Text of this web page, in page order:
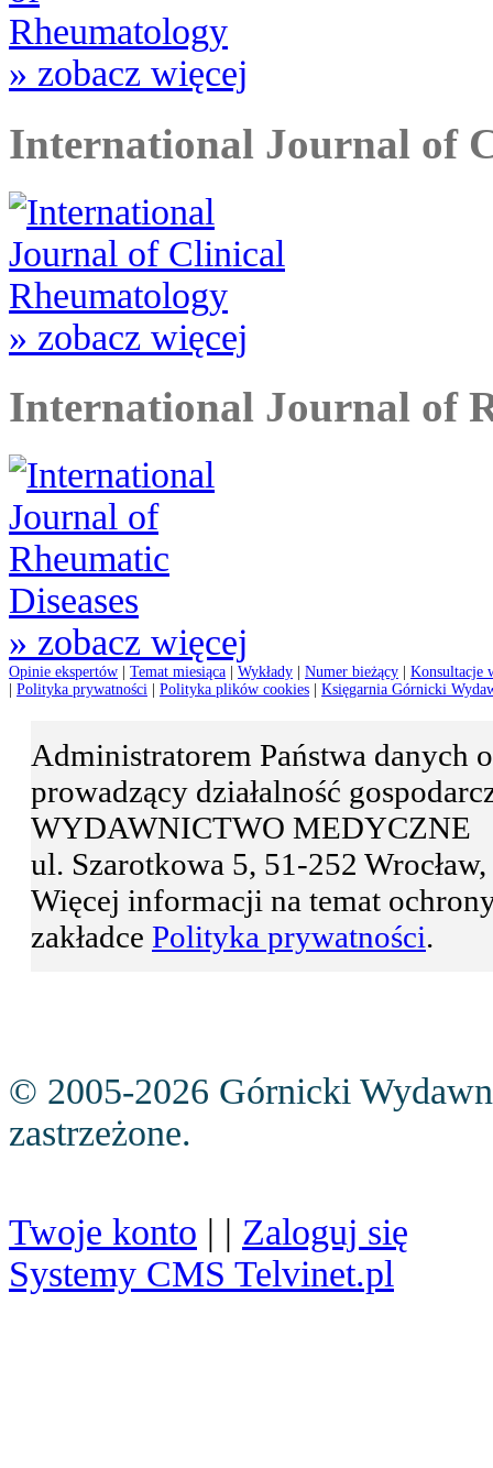
» zobacz więcej
International Journal of
» zobacz więcej
International Journal of
» zobacz więcej
Opinie ekspertów Temat miesiąca Wykłady Numer bieżący
Konsultacje
Polityka prywatności Polityka plików cookies Księgarnia Górnicki
Administratorem Państwa
prowadzący działalność
WYDAWNICTWO MEDYCZNE
ul. Szarotkowa 5, 51-252
Więcej informacji na temat
zakładce Polityka prywatności.
© 2005-2026 Górnicki
zastrzeżone.
Twoje konto
Zaloguj się
Systemy CMS Telvinet.pl